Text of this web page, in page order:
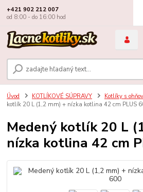
+421 902 212 007
od 8:00 - do 16:00 hod
Úvod KOTLÍKOVÉ SÚPRAVY Kotlíky s
kotlík 20 L (1,2 mm) + nízka kotlina 42 cm PLUS
Medený kotlík 20 L
nízka kotlina 42 cm